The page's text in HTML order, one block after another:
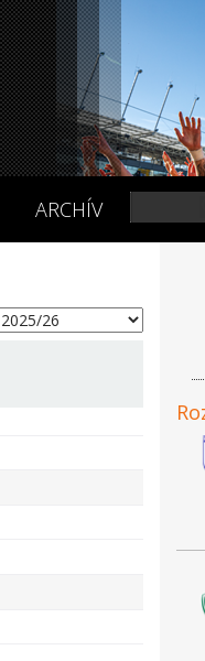
ARCHÍV